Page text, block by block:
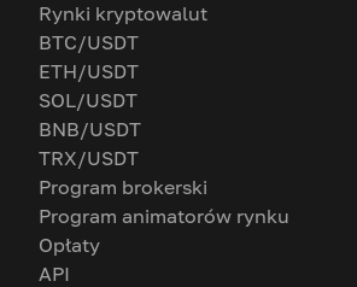
Rynki kryptowalut
BTC/USDT
ETH/USDT
SOL/USDT
BNB/USDT
TRX/USDT
Program brokerski
Program animatorów rynku
Opłaty
API